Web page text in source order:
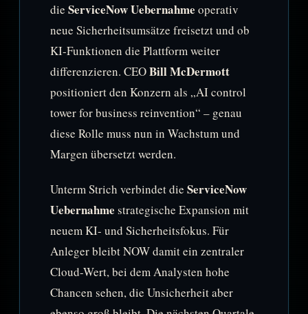
die ServiceNow Uebernahme operativ
neue Sicherheitsumsätze freisetzt und ob
KI-Funktionen die Plattform weiter
differenzieren. CEOBill McDermott
positioniert den Konzern als „AI control
tower for business reinvention“ – genau
diese Rolle muss nun in Wachstum und
Margen übersetzt werden.
Unterm Strich verbindet die ServiceNow
Uebernahme strategische Expansion mit
neuem KI- und Sicherheitsfokus. Für
Anleger bleibt NOW damit ein zentraler
Cloud-Wert, bei dem Analysten hohe
Chancen sehen, die Unsicherheit aber